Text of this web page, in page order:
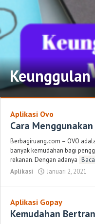
Keunggulan
Tutorial,
Umum
Maret
2024
oleh
Romadhoni
Aplikasi Ovo
Cara Menggunakan
Berbagiruang.com – OVO
banyak kemudahan bagi
rekanan. Dengan adanya
Aplikasi
Januari 2, 2021
Aplikasi Gopay
Kemudahan